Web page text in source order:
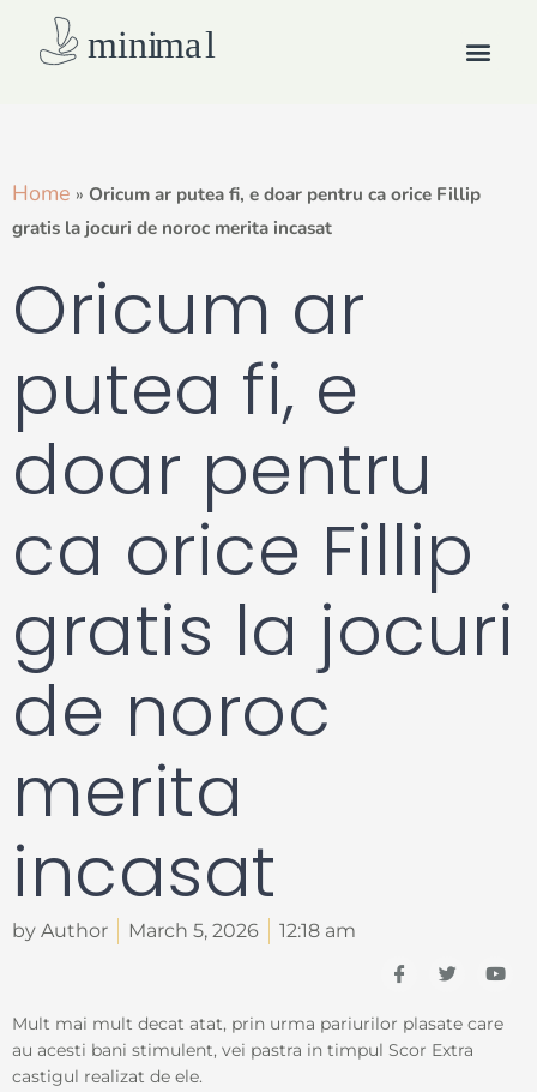
Home » Oricum ar putea fi, e doar pentru ca orice Fillip
gratis la jocuri de noroc merita incasat
Oricum ar
putea fi, e
doar pentru
ca orice Fillip
gratis la jocuri
de noroc
merita
incasat
by Author March 5, 2026 12:18 am
I
c
n
-
f
T
w
t
t
e
Y
o
t
u
Mult mai mult decat atat, prin urma pariurilor plasate care
au acesti bani stimulent, vei pastra in timpul Scor Extra
castigul realizat de ele.